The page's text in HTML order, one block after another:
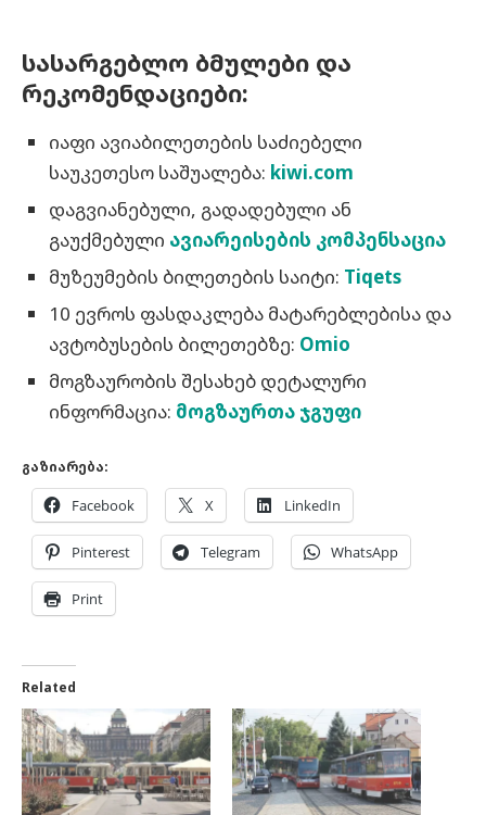
სასარგებლო ბმულები და
რეკომენდაციები:
იაფი ავიაბილეთების საძიებელი
საუკეთესო საშუალება: kiwi.com
დაგვიანებული, გადადებული ან
გაუქმებული ავიარეისების კომპენსაცია
მუზეუმების ბილეთების საიტი: Tiqets
10 ევროს ფასდაკლება მატარებლებისა და
ავტობუსების ბილეთებზე: Omio
მოგზაურობის შესახებ დეტალური
ინფორმაცია: მოგზაურთა ჯგუფი
გაზიარება:
Facebook X LinkedIn
Pinterest Telegram WhatsApp
Print
Related